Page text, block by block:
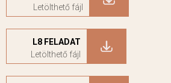
L8 FELADAT